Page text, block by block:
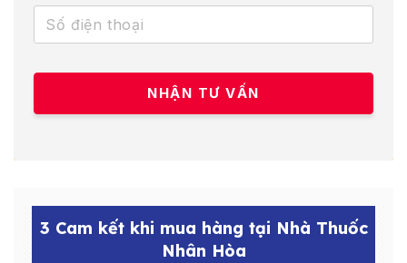
3 Cam kết khi mua hàng tại Nhà Thuốc
Nhân Hòa